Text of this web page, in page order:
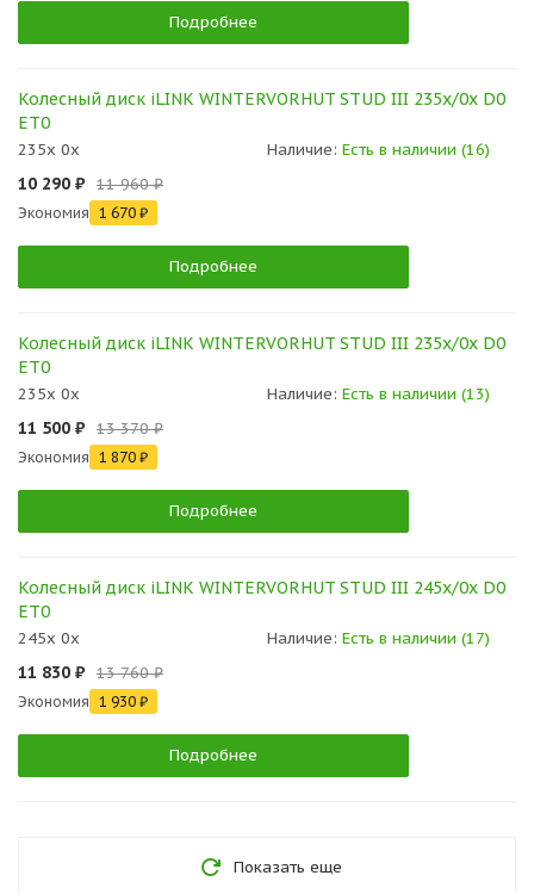
Подробнее
Колесный диск iLINK WINTERVORHUT STUD III 235x/0x D0
ET0
235x 0x Наличие: Есть в наличии (16)
10 290 ₽ 11 960 ₽
Экономия 1 670 ₽
Подробнее
Колесный диск iLINK WINTERVORHUT STUD III 235x/0x D0
ET0
235x 0x Наличие: Есть в наличии (13)
11 500 ₽ 13 370 ₽
Экономия 1 870 ₽
Подробнее
Колесный диск iLINK WINTERVORHUT STUD III 245x/0x D0
ET0
245x 0x Наличие: Есть в наличии (17)
11 830 ₽ 13 760 ₽
Экономия 1 930 ₽
Подробнее
Показать еще